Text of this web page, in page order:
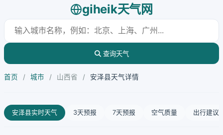
giheik天气网
查询天气
首页 / 城市 / 山西省 / 安泽县天气详情
安泽县实时天气 3天预报 7天预报 空气质量 出行建议